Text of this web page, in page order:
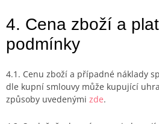
4. Cena zboží a
podmínky
4.1. Cenu zboží a případné náklady
dle kupní smlouvy může kupující
způsoby uvedenými zde.